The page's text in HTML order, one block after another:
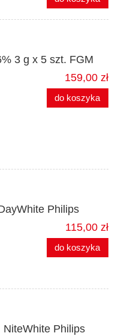
3 g x 5 szt. FGM
159,00 zł
do koszyka
Philips
115,00 zł
do koszyka
Philips